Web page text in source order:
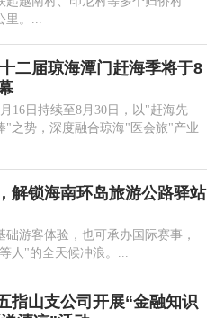
里。...
二届琼海潭门赶海季将于8
16日持续至8月30日，以"赶海先
"之势，深度融合琼海"医会旅"产业
解锁海南环岛旅游公路驿站
础游客体验，也可承办国际赛事，
人"的全天候冲浪。...
指山支公司开展“金融知识